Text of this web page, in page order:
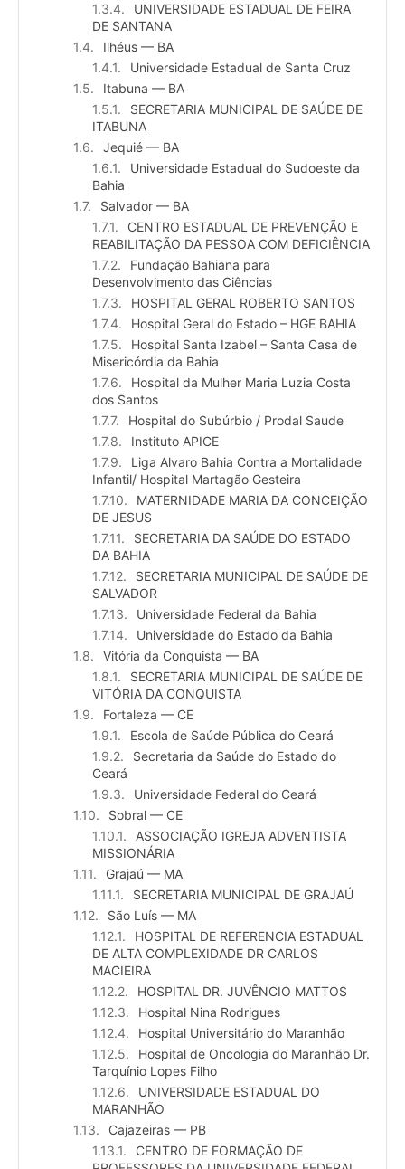
UNIVERSIDADE ESTADUAL DE FEIRA
DE SANTANA
Ilhéus — BA
Universidade Estadual de Santa Cruz
Itabuna — BA
SECRETARIA MUNICIPAL DE SAÚDE DE
ITABUNA
Jequié — BA
Universidade Estadual do Sudoeste da
Bahia
Salvador — BA
CENTRO ESTADUAL DE PREVENÇÃO E
REABILITAÇÃO DA PESSOA COM DEFICIÊNCIA
Fundação Bahiana para
Desenvolvimento das Ciências
HOSPITAL GERAL ROBERTO SANTOS
Hospital Geral do Estado – HGE BAHIA
Hospital Santa Izabel – Santa Casa de
Misericórdia da Bahia
Hospital da Mulher Maria Luzia Costa
dos Santos
Hospital do Subúrbio / Prodal Saude
Instituto APICE
Liga Alvaro Bahia Contra a Mortalidade
Infantil/ Hospital Martagão Gesteira
MATERNIDADE MARIA DA CONCEIÇÃO
DE JESUS
SECRETARIA DA SAÚDE DO ESTADO
DA BAHIA
SECRETARIA MUNICIPAL DE SAÚDE DE
SALVADOR
Universidade Federal da Bahia
Universidade do Estado da Bahia
Vitória da Conquista — BA
SECRETARIA MUNICIPAL DE SAÚDE DE
VITÓRIA DA CONQUISTA
Fortaleza — CE
Escola de Saúde Pública do Ceará
Secretaria da Saúde do Estado do
Ceará
Universidade Federal do Ceará
Sobral — CE
ASSOCIAÇÃO IGREJA ADVENTISTA
MISSIONÁRIA
Grajaú — MA
SECRETARIA MUNICIPAL DE GRAJAÚ
São Luís — MA
HOSPITAL DE REFERENCIA ESTADUAL
DE ALTA COMPLEXIDADE DR CARLOS
MACIEIRA
HOSPITAL DR. JUVÊNCIO MATTOS
Hospital Nina Rodrigues
Hospital Universitário do Maranhão
Hospital de Oncologia do Maranhão Dr.
Tarquínio Lopes Filho
UNIVERSIDADE ESTADUAL DO
MARANHÃO
Cajazeiras — PB
CENTRO DE FORMAÇÃO DE